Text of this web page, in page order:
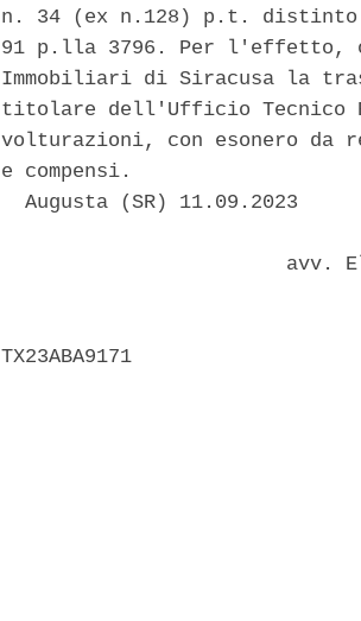
n. 34 (ex n.128) p.t. distinto
91 p.lla 3796. Per l'effetto,
Immobiliari di Siracusa la
titolare dell'Ufficio Tecnico
volturazioni, con esonero
e compensi.
  Augusta (SR) 11.09.2023
avv.